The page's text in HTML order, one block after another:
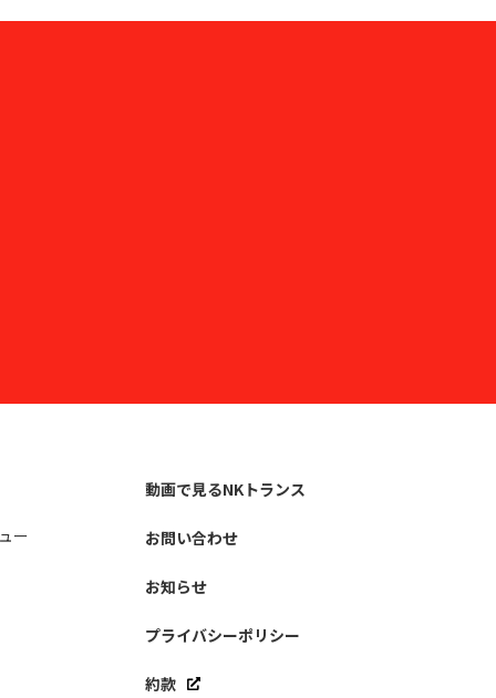
ー
動画で見るNKトランス
お問い合わせ
お知らせ
プライバシーポリシー
約款